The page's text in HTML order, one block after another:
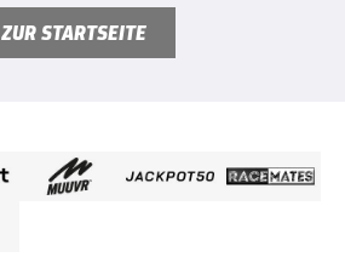
ZUR STARTSEITE